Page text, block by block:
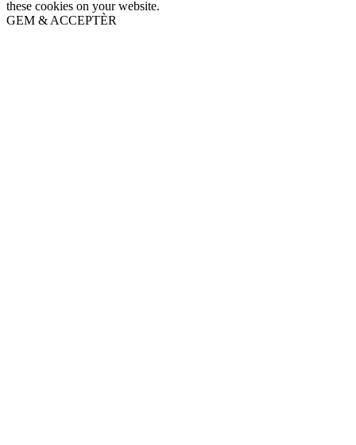
these cookies on your website.
GEM & ACCEPTÈR